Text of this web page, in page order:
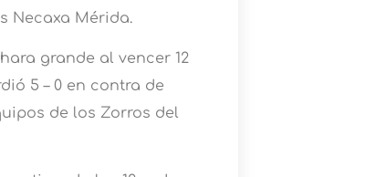
Necaxa Mérida.
grande al vencer 12
5 – 0 en contra de
de los Zorros del